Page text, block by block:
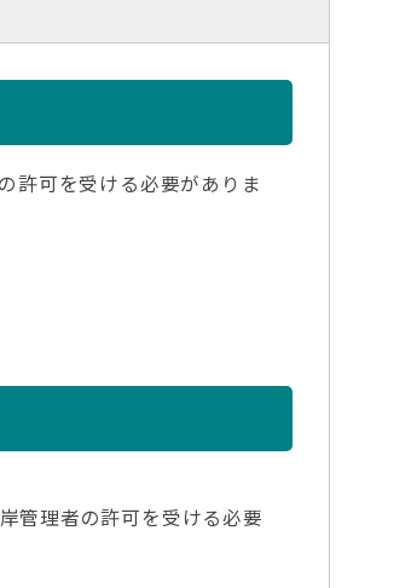
許可を受ける必要がありま
管理者の許可を受ける必要